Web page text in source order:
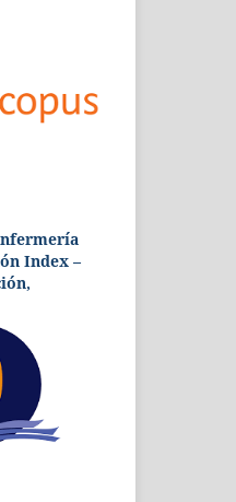
Index –